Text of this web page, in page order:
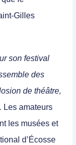
Gilles
son festival
des
de théâtre,
Les amateurs
les musées et
d’Écosse